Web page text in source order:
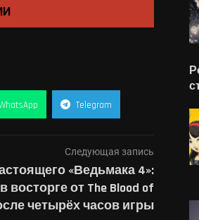
Telegram
Следующая запись
«Ведьмака 4»:
восторге от The Blood of
четырёх часов игры